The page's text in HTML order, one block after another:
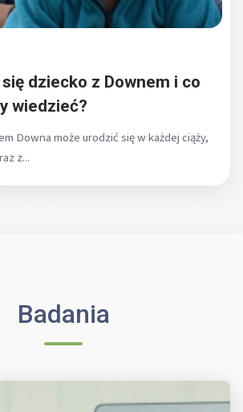
dziecko z Downem i co
wiedzieć?
Downa może urodzić się w każdej ciąży,
z...
Badania